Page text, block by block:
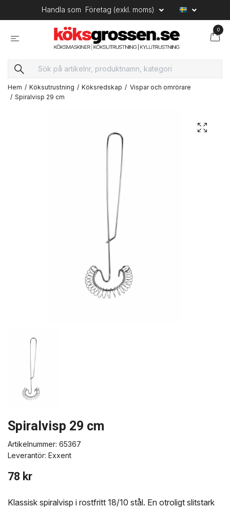
Handla som Företag (exkl. moms)
0
Hem Köksutrustning Köksredskap
Vispar och omrörare
Spiralvisp 29 cm
Spiralvisp 29 cm
Artikelnummer: 65367
Leverantör: Exxent
78 kr
Klassisk spiralvisp i rostfritt 18/10 stål. En otroligt slitstark